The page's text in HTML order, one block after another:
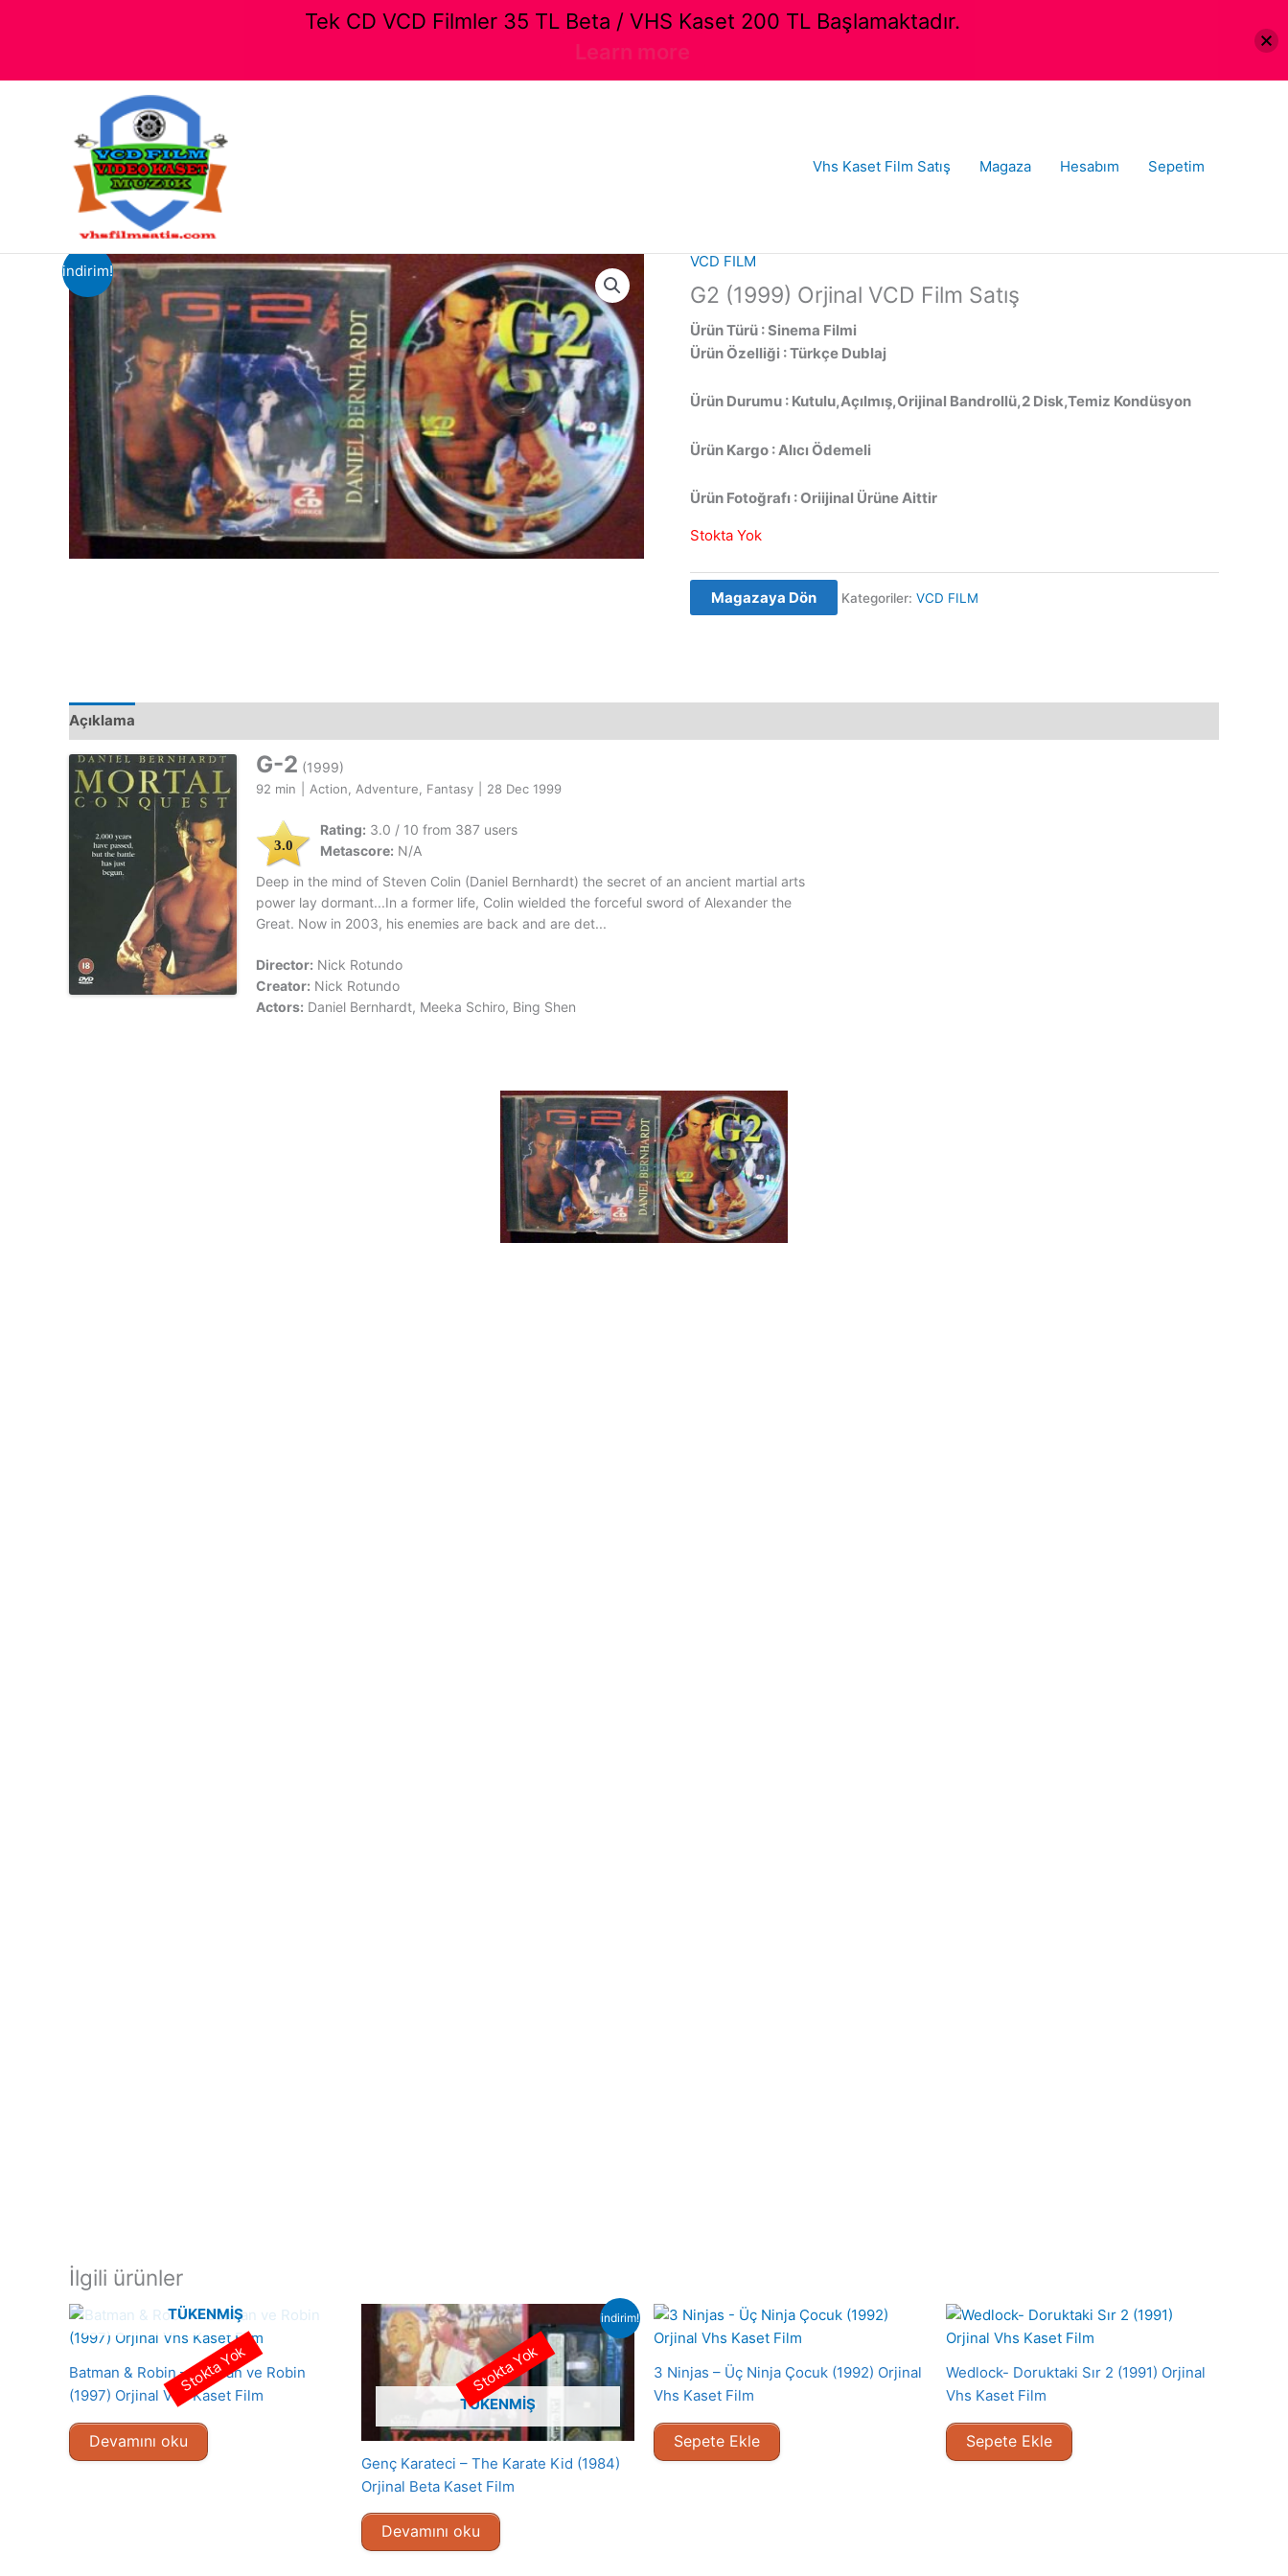
Vhs Kaset Film Satış Magaza Hesabım Sepetim
indirim!
VCD FILM
G2 (1999) Orjinal VCD Film Satış
Ürün Türü : Sinema Filmi
Ürün Özelliği : Türkçe Dublaj
Ürün Durumu : Kutulu,Açılmış,Orijinal Bandrollü,2 Disk,Temiz Kondüsyon
Ürün Kargo : Alıcı Ödemeli
Ürün Fotoğrafı : Oriijinal Ürüne Aittir
Stokta Yok
Magazaya Dön Kategoriler: VCD FILM
Açıklama
G-2 (1999)
92 min Action, Adventure, Fantasy 28 Dec 1999
3.0
Rating: 3.0 / 10 from 387 users
Metascore: N/A
Deep in the mind of Steven Colin (Daniel Bernhardt) the secret of an ancient martial arts
power lay dormant...In a former life, Colin wielded the forceful sword of Alexander the
Great. Now in 2003, his enemies are back and are det...
Director: Nick Rotundo
Creator: Nick Rotundo
Actors: Daniel Bernhardt, Meeka Schiro, Bing Shen
İlgili ürünler
TÜKENMIŞ
Batman & Robin – Batman ve Robin
(1997) Orjinal Vhs Kaset Film
Devamını oku
Stokta Yok
indirim!
TÜKENMIŞ
Genç Karateci – The Karate Kid (1984)
Orjinal Beta Kaset Film
Devamını oku
Stokta Yok
3 Ninjas – Üç Ninja Çocuk (1992) Orjinal
Vhs Kaset Film
Sepete Ekle
Wedlock- Doruktaki Sır 2 (1991) Orjinal
Vhs Kaset Film
Sepete Ekle
Tek CD VCD Filmler 35 TL Beta / VHS Kaset 200 TL Başlamaktadır.
Learn more